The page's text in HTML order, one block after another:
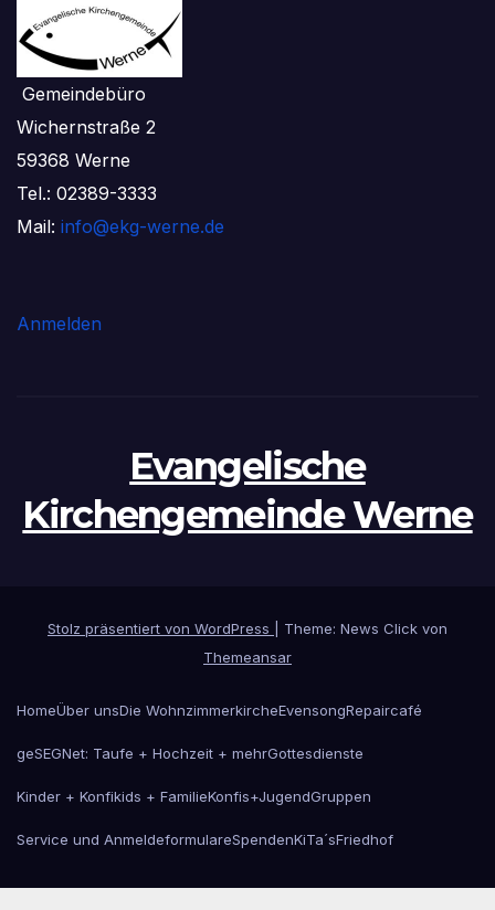
Gemeindebüro
Wichernstraße 2
59368 Werne
Tel.: 02389-3333
Mail: info@ekg-werne.de
Anmelden
Evangelische
Kirchengemeinde Werne
Stolz präsentiert von WordPress
Theme: News Click von
Themeansar
HomeÜber unsDie WohnzimmerkircheEvensongRepaircafé
geSEGNet: Taufe + Hochzeit + mehrGottesdienste
Kinder + Konfikids + FamilieKonfis+JugendGruppen
Service und AnmeldeformulareSpendenKiTa´sFriedhof